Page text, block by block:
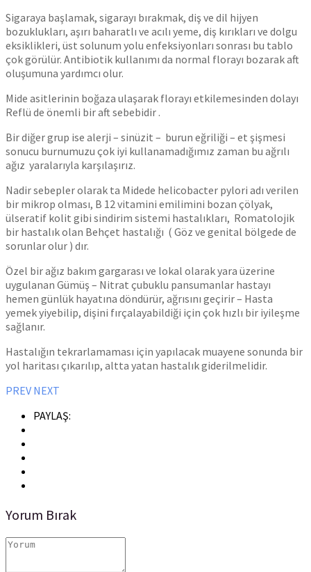
Sigaraya başlamak, sigarayı bırakmak, diş ve dil hijyen
bozuklukları, aşırı baharatlı ve acılı yeme, diş kırıkları ve dolgu
eksiklikleri, üst solunum yolu enfeksiyonları sonrası bu tablo
çok görülür. Antibiotik kullanımı da normal florayı bozarak aft
oluşumuna yardımcı olur.
Mide asitlerinin boğaza ulaşarak florayı etkilemesinden dolayı
Reflü de önemli bir aft sebebidir .
Bir diğer grup ise alerji – sinüzit – burun eğriliği – et şişmesi
sonucu burnumuzu çok iyi kullanamadığımız zaman bu ağrılı
ağız yaralarıyla karşılaşırız.
Nadir sebepler olarak ta Midede helicobacter pylori adı verilen
bir mikrop olması, B 12 vitamini emilimini bozan çölyak,
ülseratif kolit gibi sindirim sistemi hastalıkları, Romatolojik
bir hastalık olan Behçet hastalığı ( Göz ve genital bölgede de
sorunlar olur ) dır.
Özel bir ağız bakım gargarası ve lokal olarak yara üzerine
uygulanan Gümüş – Nitrat çubuklu pansumanlar hastayı
hemen günlük hayatına döndürür, ağrısını geçirir – Hasta
yemek yiyebilip, dişini fırçalayabildiği için çok hızlı bir iyileşme
sağlanır.
Hastalığın tekrarlamaması için yapılacak muayene sonunda bir
yol haritası çıkarılıp, altta yatan hastalık giderilmelidir.
PREV NEXT
PAYLAŞ:
Yorum Bırak